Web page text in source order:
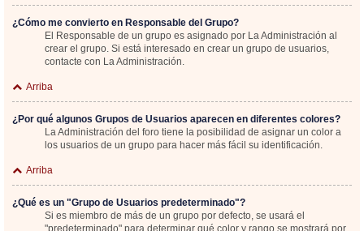
¿Cómo me convierto en Responsable del Grupo?
El Responsable de un grupo es asignado por La Administración al
crear el grupo. Si está interesado en crear un grupo de usuarios,
contacte con La Administración.
Arriba
¿Por qué algunos Grupos de Usuarios aparecen en diferentes colores?
La Administración del foro tiene la posibilidad de asignar un color a
los usuarios de un grupo para hacer más fácil su identificación.
Arriba
¿Qué es un "Grupo de Usuarios predeterminado"?
Si es miembro de más de un grupo por defecto, se usará el
"predeterminado" para determinar qué color y rango se mostrará por